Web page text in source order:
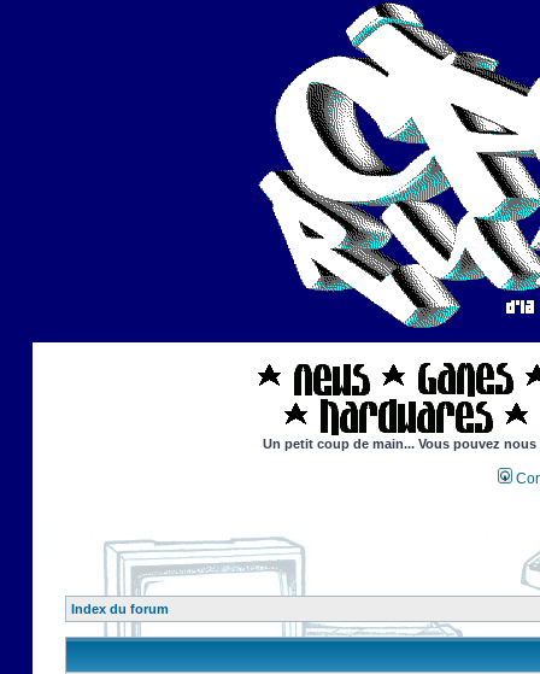
Un petit coup de main... Vous pouvez
Index du forum